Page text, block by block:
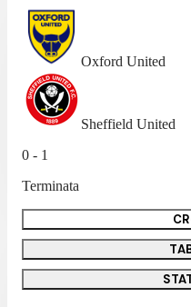
Oxford United
Sheffield United
0 - 1
Terminata